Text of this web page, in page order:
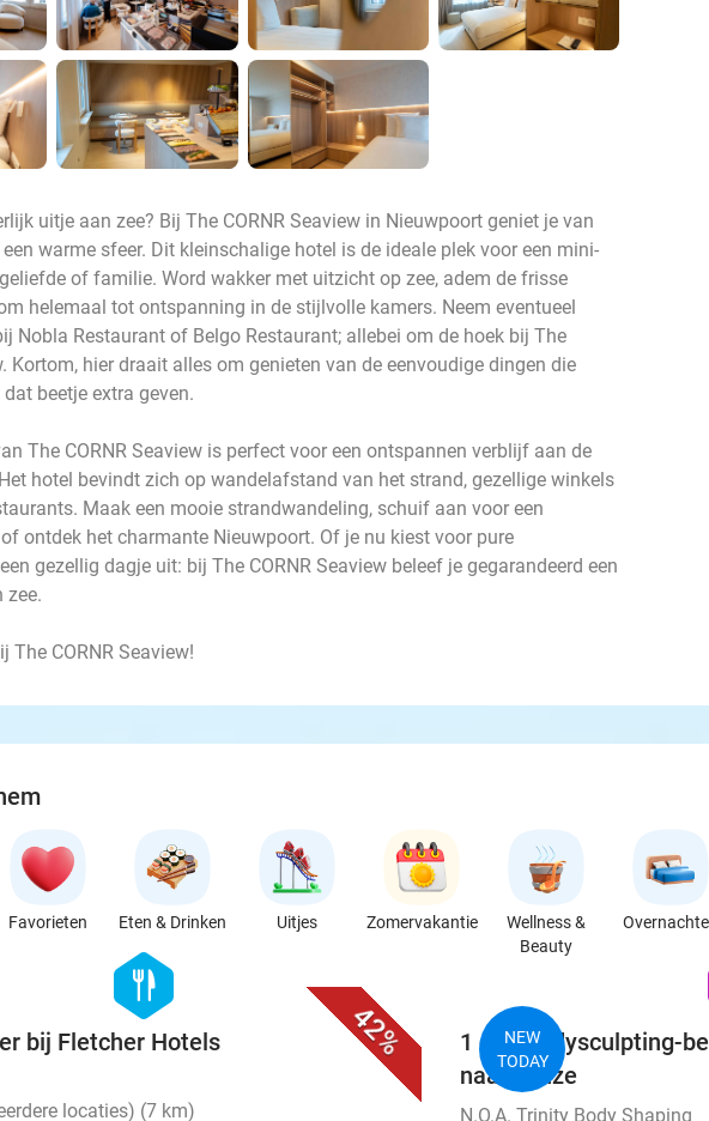
uitje aan zee? Bij The CORNR Seaview in Nieuwpoort geniet je van
warme sfeer. Dit kleinschalige hotel is de ideale plek voor een mini-
of familie. Word wakker met uitzicht op zee, adem de frisse
helemaal tot ontspanning in de stijlvolle kamers. Neem eventueel
Nobla Restaurant of Belgo Restaurant; allebei om de hoek bij The
Kortom, hier draait alles om genieten van de eenvoudige dingen die
beetje extra geven.
The CORNR Seaview is perfect voor een ontspannen verblijf aan de
hotel bevindt zich op wandelafstand van het strand, gezellige winkels
Maak een mooie strandwandeling, schuif aan voor een
ontdek het charmante Nieuwpoort. Of je nu kiest voor pure
gezellig dagje uit: bij The CORNR Seaview beleef je gegarandeerd een
zee.
The CORNR Seaview!
Favorieten Eten & Drinken Uitjes Zomervakantie
Wellness &
Beauty
42%
hexagon
food
bij Fletcher Hotels
locaties) (7 km)
NEW
TODAY
1 of 3 bodysculpting-
naar keuze
N.O.A. Trinity Body Shaping